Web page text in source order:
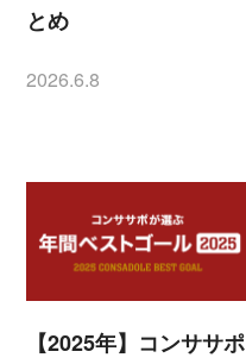
とめ
投稿日
2026.6.8
【2025年】コンササポ